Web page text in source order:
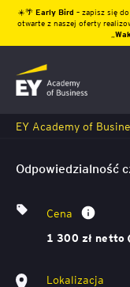
☀️🌴 Early Bird – zapisz się
otwarte z naszej oferty
EY Academy of
Odpowiedzialność
Cena
1 300 zł netto
Lokalizacja